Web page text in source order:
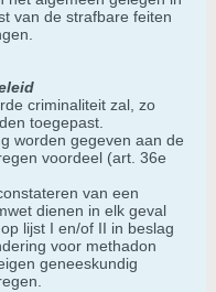
van de strafbare feiten
criminaliteit zal, zo
toegepast.
worden gegeven aan de
voordeel (art. 36e
van een
dienen in elk geval
lijst I en/of II in beslag
voor methadon
geneeskundig